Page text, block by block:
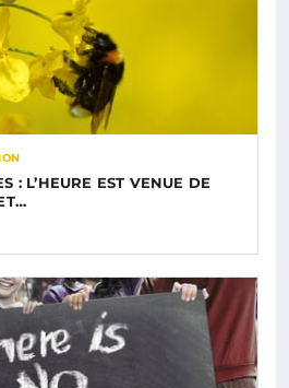
: L’HEURE EST VENUE DE